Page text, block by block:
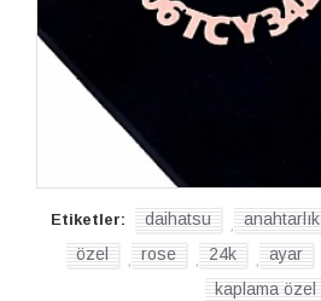
Etiketler: daihatsu anahtarlık
özel rose 24k ayar
kaplama özel